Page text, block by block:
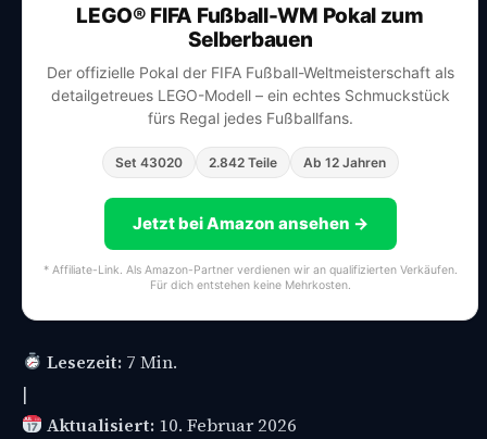
LEGO® FIFA Fußball-WM Pokal zum
Selberbauen
Der offizielle Pokal der FIFA Fußball-Weltmeisterschaft als
detailgetreues LEGO-Modell – ein echtes Schmuckstück
fürs Regal jedes Fußballfans.
Set 43020 2.842 Teile Ab 12 Jahren
Jetzt bei Amazon ansehen →
* Affiliate-Link. Als Amazon-Partner verdienen wir an qualifizierten Verkäufen.
Für dich entstehen keine Mehrkosten.
Lesezeit:7 Min.
|
Aktualisiert:10. Februar 2026